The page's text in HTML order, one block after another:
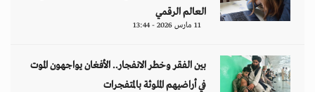
العالم الرقمي
11 مارس 2026 - 13:44
بين الفقر وخطر الانفجار.. الأفغان يواجهون الموت
في أراضيهم الملوثة بالمتفجرات